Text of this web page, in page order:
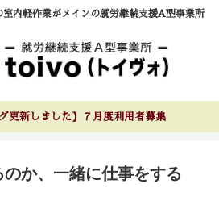
内軽作業がメインの就労継続支援A型事業所
更新しました】７月度利用者募集
か、一緒に仕事をする